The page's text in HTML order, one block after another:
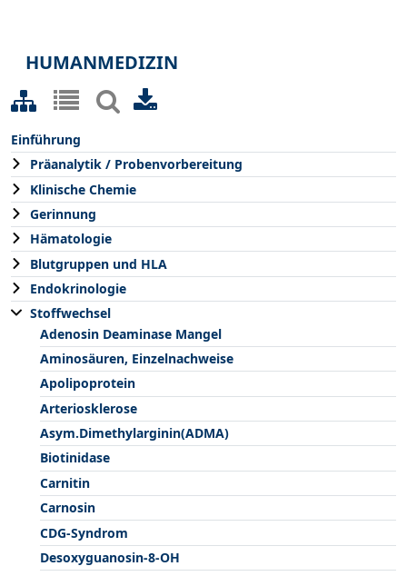
HUMANMEDIZIN
Einführung
Präanalytik / Probenvorbereitung
Klinische Chemie
Gerinnung
Hämatologie
Blutgruppen und HLA
Endokrinologie
Stoffwechsel
Adenosin Deaminase Mangel
Aminosäuren, Einzelnachweise
Apolipoprotein
Arteriosklerose
Asym.Dimethylarginin(ADMA)
Biotinidase
Carnitin
Carnosin
CDG-Syndrom
Desoxyguanosin-8-OH